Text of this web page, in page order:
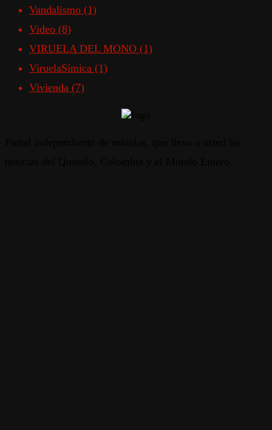
Vandalismo (1)
Video (8)
VIRUELA DEL MONO (1)
ViruelaSímica (1)
Vivienda (7)